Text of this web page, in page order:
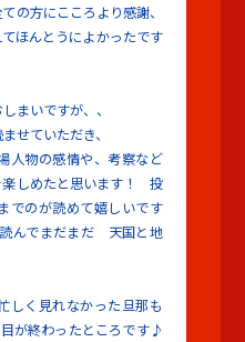
の方にこころより感謝、
ほんとうによかったです
まいですが、、
せていただき、
人物の感情や、考察など
楽しめたと思います！ 投
でのが読めて嬉しいです
んでまだまだ 天国と地
しく見れなかった旦那も
が終わったところです♪